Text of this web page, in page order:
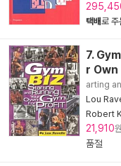
택배로 주
7.
r
arting
Lou
Robert
21,910
품절